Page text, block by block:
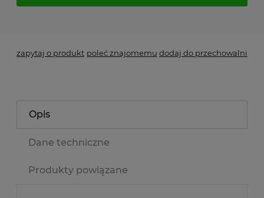
zapytaj o produkt poleć znajomemu dodaj do przechowalni
Opis
Dane techniczne
Produkty powiązane